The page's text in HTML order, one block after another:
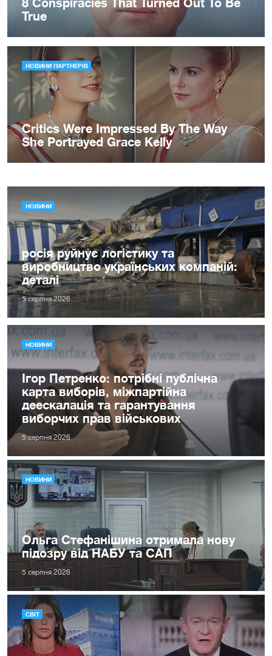
НОВИНИ
росія руйнує логістику та
виробництво українських компаній:
деталі
5 серпня 2026
НОВИНИ
Ігор Петренко: потрібні публічна
карта виборів, міжпартійна
деескалація та гарантування
виборчих прав військових
5 серпня 2026
НОВИНИ
Ольга Стефанішина отримала нову
підозру від НАБУ та САП
5 серпня 2026
СВІТ